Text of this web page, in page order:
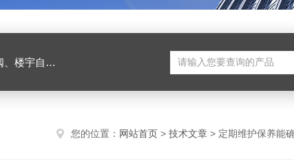
防器材等
您的位置： 网站首页 > 技术文章 > 定期维护保养能